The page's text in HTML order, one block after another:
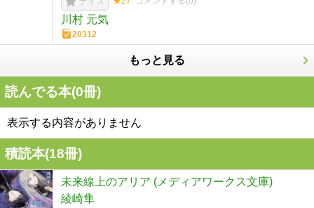
川村 元気
20312
もっと見る
読んでる本(0冊)
表示する内容がありません
積読本(18冊)
未来線上のアリア (メディアワークス文庫)
綾崎隼